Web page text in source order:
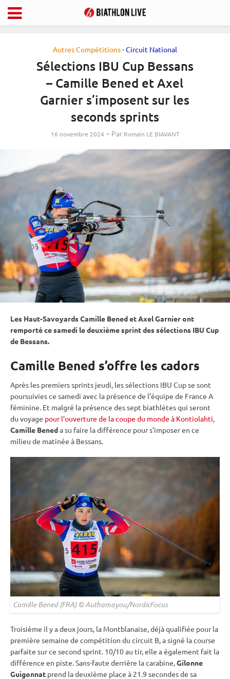
Autres Compétitions•Circuit National
Sélections IBU Cup Bessans
– Camille Bened et Axel
Garnier s’imposent sur les
seconds sprints
16 novembre 2024 Par Romain LE BIAVANT
Les Haut-Savoyards Camille Bened et Axel Garnier ont
remporté ce samedi le deuxièmesprintdes sélections IBU Cup
de Bessans.
Camille Bened s’offre les cadors
Après les premiers sprints jeudi, les sélections IBU Cupse sont
poursuivies ce samedi avec la présence de l’équipe de France A
féminine. Et malgré la présence des sept biathlètes qui seront
du voyage pour l’ouverture de la coupe du monde à Kontiolahti,
Camille Beneda su faire la différence pour s’imposer en ce
milieu de matinée à Bessans.
Camille Bened (FRA) © Authamayou/NordicFocus
Troisième il y a deux jours, la Montblanaise, déjà qualifiée pour la
première semaine de compétition du circuit B, a signé la course
parfaite sur ce secondsprint. 10/10 au tir, elle a également fait la
différence en piste. Sans-faute derrière lacarabine,Gilonne
Guigonnat prend la deuxième place à 21.9 secondes de sa